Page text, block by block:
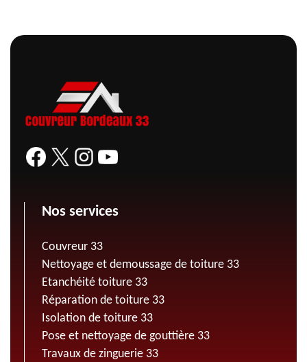
Nos services
Couvreur 33
Nettoyage et demoussage de toiture 33
Etanchéité toiture 33
Réparation de toiture 33
Isolation de toiture 33
Pose et nettoyage de gouttière 33
Travaux de zinguerie 33